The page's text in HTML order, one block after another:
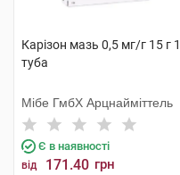
Карiзон мазь 0,5 мг/г 15 г 1
туба
Мібе ГмбХ Арцнайміттель
Є в наявності
від 171.40 грн